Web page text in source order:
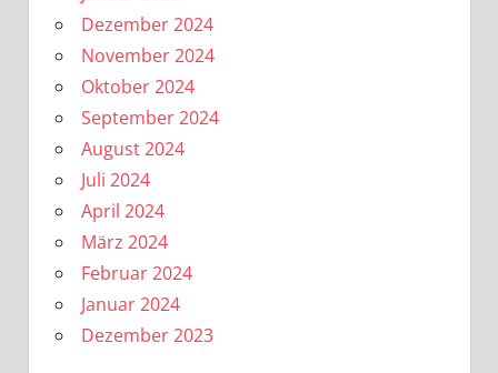
Dezember 2024
November 2024
Oktober 2024
September 2024
August 2024
Juli 2024
April 2024
März 2024
Februar 2024
Januar 2024
Dezember 2023